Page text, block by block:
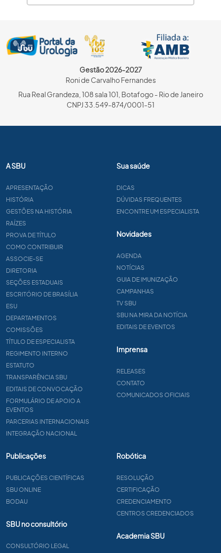
Gestão 2026-2027
Roni de Carvalho Fernandes
Rua Real Grandeza, 108 sala 101, Botafogo - Rio de Janeiro
CNPJ 33.549-874/0001-51
A SBU
APRESENTAÇÃO
HISTÓRIA
GESTÕES NA HISTÓRIA
RAÍZES
PROVA DE TÍTULO
COMO CONTRIBUIR
ASSOCIE-SE
DIRETORIA
SEÇÕES ESTADUAIS
ESCRITÓRIO DE BRASÍLIA
ESU
DEPARTAMENTOS
COMISSÕES
TÍTULO DE ESPECIALISTA
REGIMENTO INTERNO
ESTATUTO
TRANSPARÊNCIA SBU
EDITAIS DE CONVOCAÇÃO
FORMULÁRIO DE APOIO A
EVENTOS
PARCERIAS INTERNACIONAIS
INTEGRAÇÃO NACIONAL
Sua saúde
DICAS
DÚVIDAS FREQUENTES
ENCONTRE UM ESPECIALISTA
Novidades
AGENDA
NOTÍCIAS
GUIA DE IMUNIZAÇÃO
CAMPANHAS
TV SBU
SBU NA MIRA DA NOTÍCIA
EDITAIS DE EVENTOS
Imprensa
RELEASES
CONTATO
COMUNICADOS OFICIAIS
Publicações
PUBLICAÇÕES CIENTÍFICAS
SBU ONLINE
BODAU
SBU no consultório
CONSULTÓRIO LEGAL
Robótica
RESOLUÇÃO
CERTIFICAÇÃO
CREDENCIAMENTO
CENTROS CREDENCIADOS
Academia SBU